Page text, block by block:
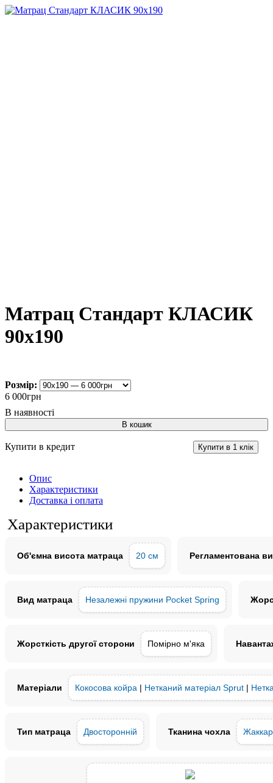
Матрац Стандарт КЛАСИК
90х190
Розмір:
6 000грн
В кошик
Купити в кредит Купити в 1 клік
Опис
Характеристики
Доставка і оплата
Характеристики
Об'ємна висота матраца 20 см Регламентована
Вид матраца Незалежні пружини Pocket Spring
Жорсткість другої сторони Помірно м'яка
Матеріали Кокосова койра | Нетканий матеріал Sprut |
Тип матраца Двосторонній Тканина чохла